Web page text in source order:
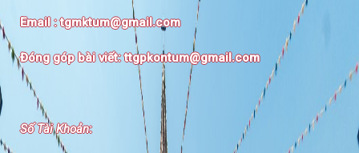
Email :tgmktum@gmail.com
Đóng góp bài viết:ttgpkontum@gmail.com
Số Tài Khoản: